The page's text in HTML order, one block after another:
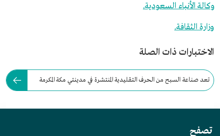
وكالة الأنباء السعودية.
وزارة الثقافة.
الاختبارات ذات الصلة
تعد صناعة السبح من الحرف التقليدية المنتشرة في مدينتي مكة المكرمة
تصفح